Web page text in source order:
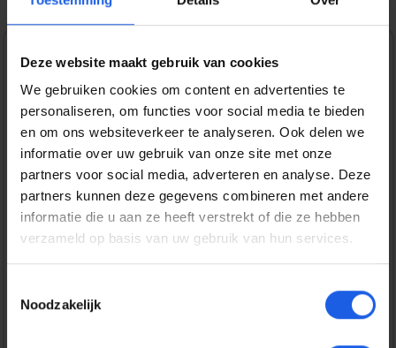
Deze website maakt gebruik van cookies
We gebruiken cookies om content en advertenties te
personaliseren, om functies voor social media te bieden
en om ons websiteverkeer te analyseren. Ook delen we
informatie over uw gebruik van onze site met onze
partners voor social media, adverteren en analyse. Deze
partners kunnen deze gegevens combineren met andere
informatie die u aan ze heeft verstrekt of die ze hebben
verzameld op basis van uw gebruik van hun services.
Noodzakelijk
Verkoopprijs:
€ 269,99
Prijzen incl. BTW en excl. verzendkosten
Bestel nu
Productnummer:
LOG-984-001867
EAN:
5099206113701
Ultimate Ears